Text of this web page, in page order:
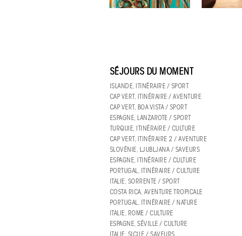
SÉJOURS DU MOMENT
ISLANDE, ITINÉRAIRE / SPORT
CAP VERT, ITINÉRAIRE / AVENTURE
CAP VERT, BOA VISTA / SPORT
ESPAGNE, LANZAROTE / SPORT
TURQUIE, ITINÉRAIRE / CULTURE
CAP VERT, ITINÉRAIRE 2 / AVENTURE
SLOVÉNIE, LJUBLJANA / SAVEURS
ESPAGNE, ITINÉRAIRE / CULTURE
PORTUGAL, ITINÉRAIRE / CULTURE
ITALIE, SORRENTE / SPORT
COSTA RICA, AVENTURE TROPICALE
PORTUGAL, ITINÉRAIRE / NATURE
ITALIE, ROME / CULTURE
ESPAGNE, SÉVILLE / CULTURE
ITALIE, SICILE / SAVEURS